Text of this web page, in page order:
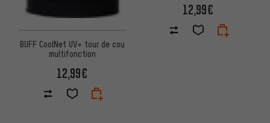
BUFF CoolNet UV+ tour de cou
multifonction
12,99€
12,99€